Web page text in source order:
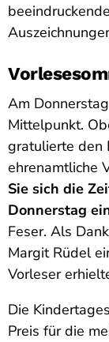
Am
Mittelpunkt.
gratulierte den
ehrenamtliche
Sie sich die
Donnerstag
Feser. Als
Margit Rüdel
Vorleser
Die
Preis für die